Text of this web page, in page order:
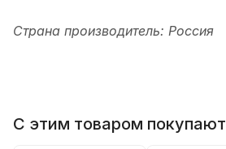
Lactobacillus
Страна производитель: Россия
С этим товаром покупают